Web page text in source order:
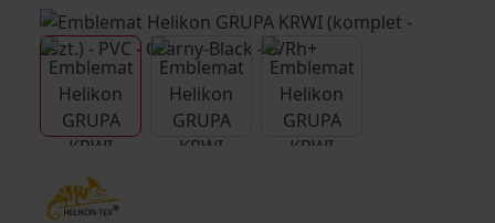
View larger imageView larger imageView larger image